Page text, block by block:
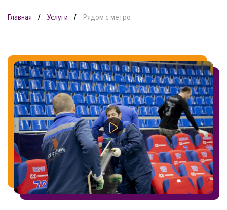
Главная Услуги Рядом с метро